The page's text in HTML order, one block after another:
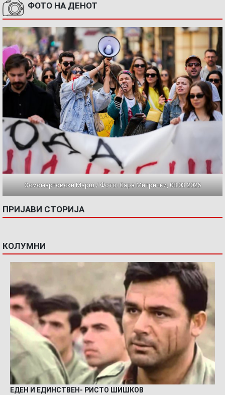
ФОТО НА ДЕНОТ
Осмомартовски Марш / Фото: Сара Митрички, 08.03.2026
ПРИЈАВИ СТОРИЈА
КОЛУМНИ
ЕДЕН И ЕДИНСТВЕН- РИСТО ШИШКОВ